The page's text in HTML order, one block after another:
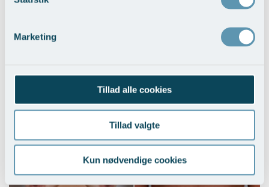
Marketing
Tillad alle cookies
Tillad valgte
Kun nødvendige cookies